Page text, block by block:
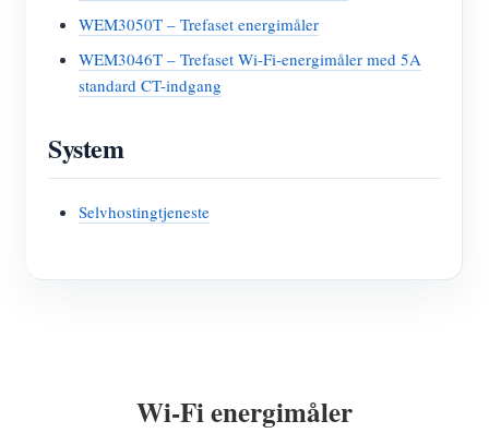
WEM3050T – Trefaset energimåler
WEM3046T – Trefaset Wi-Fi-energimåler med 5A
standard CT-indgang
System
Selvhostingtjeneste
Wi-Fi energimåler